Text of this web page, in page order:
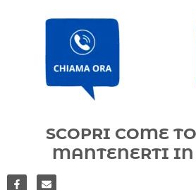
SCOPRI COME
MANTENERTI